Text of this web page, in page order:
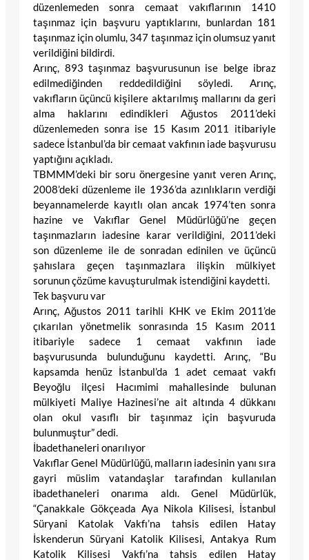
düzenlemeden sonra cemaat vakıflarının 1410
taşınmaz için başvuru yaptıklarını, bunlardan 181
taşınmaz için olumlu, 347 taşınmaz için olumsuz yanıt
verildiğini bildirdi.
Arınç, 893 taşınmaz başvurusunun ise belge ibraz
edilmediğinden reddedildiğini söyledi. Arınç,
vakıfların üçüncü kişilere aktarılmış mallarını da geri
alma haklarını edindikleri Ağustos 2011’deki
düzenlemeden sonra ise 15 Kasım 2011 itibariyle
sadece İstanbul’da bir cemaat vakfının iade başvurusu
yaptığını açıkladı.
TBMMM’deki bir soru önergesine yanıt veren Arınç,
2008’deki düzenleme ile 1936’da azınlıkların verdiği
beyannamelerde kayıtlı olan ancak 1974’ten sonra
hazine ve Vakıflar Genel Müdürlüğü’ne geçen
taşınmazların iadesine karar verildiğini, 2011’deki
son düzenleme ile de sonradan edinilen ve üçüncü
şahıslara geçen taşınmazlara ilişkin mülkiyet
sorunun çözüme kavuşturulmak istendiğini kaydetti.
Tek başvuru var
Arınç, Ağustos 2011 tarihli KHK ve Ekim 2011’de
çıkarılan yönetmelik sonrasında 15 Kasım 2011
itibariyle sadece 1 cemaat vakfının iade
başvurusunda bulunduğunu kaydetti. Arınç, “Bu
kapsamda henüz İstanbul’da 1 adet cemaat vakfı
Beyoğlu ilçesi Hacımimi mahallesinde bulunan
mülkiyeti Maliye Hazinesi’ne ait altında 4 dükkanı
olan okul vasıflı bir taşınmaz için başvuruda
bulunmuştur” dedi.
İbadethaneleri onarılıyor
Vakıflar Genel Müdürlüğü, malların iadesinin yanı sıra
gayri müslim vatandaşlar tarafından kullanılan
ibadethaneleri onarıma aldı. Genel Müdürlük,
“Çanakkale Gökçeada Aya Nikola Kilisesi, İstanbul
Süryani Katolak Vakfı’na tahsis edilen Hatay
İskenderun Süryani Katolik Kilisesi, Antakya Rum
Katolik Kilisesi Vakfı’na tahsis edilen Hatay